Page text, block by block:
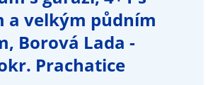
a velkým půdním
Borová Lada -
Prachatice